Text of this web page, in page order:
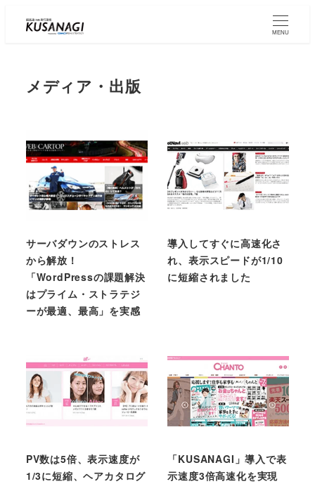
Skip
MENU
メディア・出版
サーバダウンのストレス
から解放！
「WordPressの課題解決
はプライム・ストラテジ
ーが最適、最高」を実感
導入してすぐに高速化さ
れ、表示スピードが1/10
に短縮されました
PV数は5倍、表示速度が
1/3に短縮、ヘアカタログ
「KUSANAGI」導入で表
示速度3倍高速化を実現